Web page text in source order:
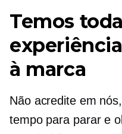
Temos
à marca
Não acredite em
tempo para parar e